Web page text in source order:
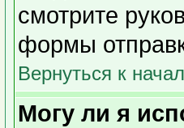
смотрите
формы
Вернуться к
Могу ли я